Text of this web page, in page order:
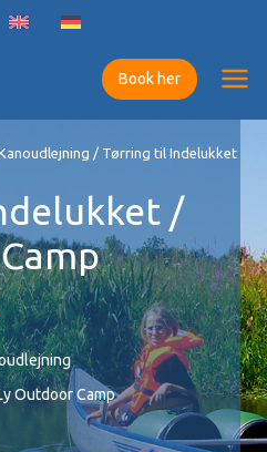
Book her
/ Tørring til Indelukket
/
Outdoor Camp